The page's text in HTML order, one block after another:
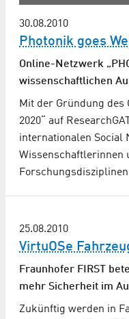
30.08.2010
Photonik goes
Online-Netzwerk
wissenschaftlichen
Mit der Gründung des
2020“ auf
internationalen Social
Wissenschaftlerinnen
25.08.2010
VirtuOSe
Fraunhofer FIRST
mehr Sicherheit im
Zukünftig werden in